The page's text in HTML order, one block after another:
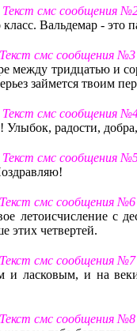
Текст смс сообщения
Вальдемар - это
смс сообщения
между тридцатью и
займется твоим
Текст смс сообщения
радости,
Текст смс сообщения
смс сообщения
летоисчисление
этих четвертей.
смс сообщения
и ласковым, и на
смс сообщения